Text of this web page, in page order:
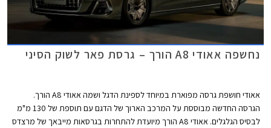
נחשפה אאודי A8 הורך – גרסת פאר לשוק הסיני
אאודי חושפת גרסה מפוארת במיוחד לספינת הדגל ושמה אאודי A8 הורך.
הגרסה החדשה מבוססת על המרכב הארוך של הדגם עם תוספת של 130 מ"מ
לבסיס הגלגלים. אאודי A8 הורך מיועדת להתחרות בגרסאות מייבאך של מרצדס